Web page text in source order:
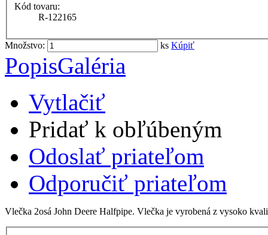
Kód tovaru:
R-122165
Množstvo: ks Kúpiť
PopisGaléria
Vytlačiť
Pridať k obľúbeným
Odoslať priateľom
Odporučiť priateľom
Vlečka 2osá John Deere Halfpipe. Vlečka je vyrobená z vysoko